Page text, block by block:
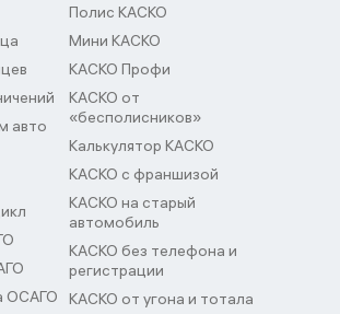
авто
ОСАГО
Полис КАСКО
Мини КАСКО
КАСКО Профи
КАСКО от
«бесполисников»
Калькулятор КАСКО
КАСКО с франшизой
КАСКО на старый
автомобиль
КАСКО без телефона и
регистрации
КАСКО от угона и тотала